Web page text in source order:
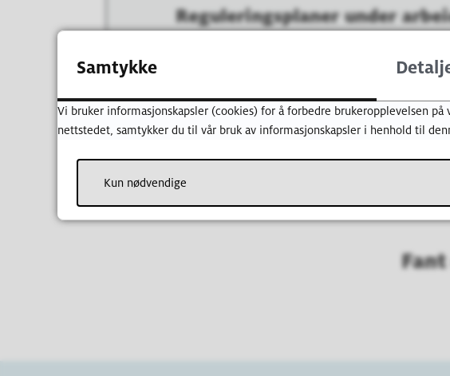
Reguleringsplaner under
Dispensasjon fra plan
Samtykke
Vi bruker informasjonskapsler (cookies) for å forbedre brukeropplevelsen
nettstedet, samtykker du til vår bruk av informasjonskapsler i henhold til
Kun nødvendige